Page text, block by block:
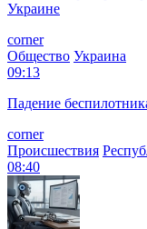
Украине
corner
Общество Украина
09:13
Падение
corner
Происшествия
08:40